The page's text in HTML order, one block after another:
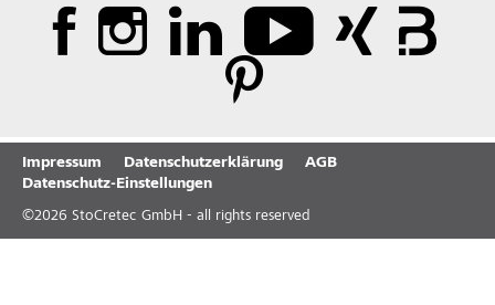
Impressum Datenschutzerklärung
AGB
Datenschutz-Einstellungen
©2026 StoCretec GmbH - all rights reserved